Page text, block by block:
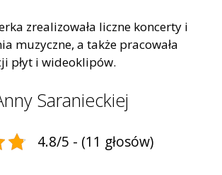
zrealizowała liczne koncerty i
muzyczne, a także pracowała
płyt i wideoklipów.
Saranieckiej
4.8/5 - (11 głosów)